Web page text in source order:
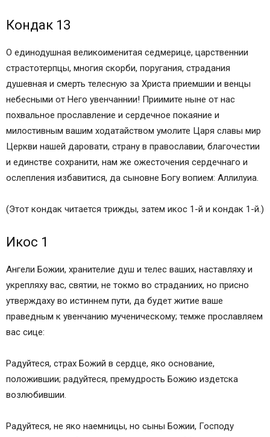
Кондак 13
О единодушная великоименитая седмерице, царственнии
страстотерпцы, многия скорби, поругания, страдания
душевная и смерть телесную за Христа приемшии и венцы
небесными от Него увенчаннии! Приимите ныне от нас
похвальное прославление и сердечное покаяние и
милостивным вашим ходатайством умолите Царя славы мир
Церкви нашей даровати, страну в православии, благочестии
и единстве сохранити, нам же ожесточения сердечнаго и
ослепления избавитися, да сыновне Богу вопием: Аллилуиа.
(Этот кондак читается трижды, затем икос 1-й и кондак 1-й.)
Икос 1
Ангели Божии, хранителие душ и телес ваших, наставляху и
укрепляху вас, святии, не токмо во страданиих, но присно
утверждаху во истиннем пути, да будет житие ваше
праведным к увенчанию мученическому; темже прославляем
вас сице:
Радуйтеся, страх Божий в сердце, яко основание,
положившии; радуйтеся, премудрость Божию издетска
возлюбившии.
Радуйтеся, не яко наемницы, но сыны Божии, Господу